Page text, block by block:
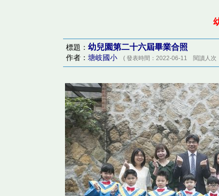
標題： 幼兒園第二十六屆畢業合照
作者： 塘岐國小 ( 發表時間：2022-06-11 閱讀人次